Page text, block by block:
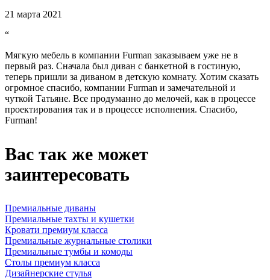
21 марта 2021
“
Мягкую мебель в компании Furman заказываем уже не в
первый раз. Сначала был диван с банкетной в гостиную,
теперь пришли за диваном в детскую комнату. Хотим сказать
огромное спасибо, компании Furman и замечательной и
чуткой Татьяне. Все продуманно до мелочей, как в процессе
проектирования так и в процессе исполнения. Спасибо,
Furman!
Вас так же может
заинтересовать
Премиальные диваны
Премиальные тахты и кушетки
Кровати премиум класса
Премиальные журнальные столики
Премиальные тумбы и комоды
Столы премиум класса
Дизайнерские стулья